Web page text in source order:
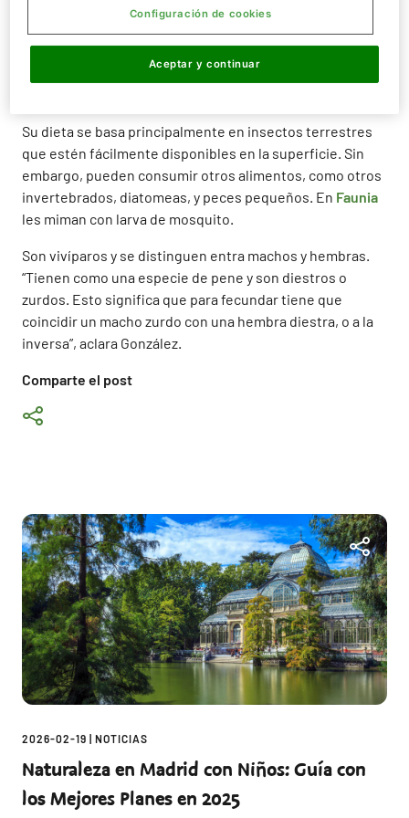
Comparte el post
viven principalmente en la desembocadura
superficie de agua. Aparte de enFaunia, podrás
encontrarlos en el Norte de Sudamérica: Guayana,
Su dieta se basa principalmente en insectos terrestres
que estén fácilmente disponibles en la superficie. Sin
embargo, pueden consumir otros alimentos, como otros
invertebrados, diatomeas, y peces pequeños. En Faunia
les miman con larva de mosquito.
Son vivíparos y se distinguen entra machos y hembras.
“Tienen como una especie de pene y son diestros o
zurdos. Esto significa que para fecundar tiene que
coincidir un macho zurdo con una hembra diestra, o a la
inversa”, aclara González.
2026-02-19 NOTICIAS
Naturaleza en Madrid con Niños: Guía con
los Mejores Planes en 2025
Aceptar y continuar
Configuración de cookies